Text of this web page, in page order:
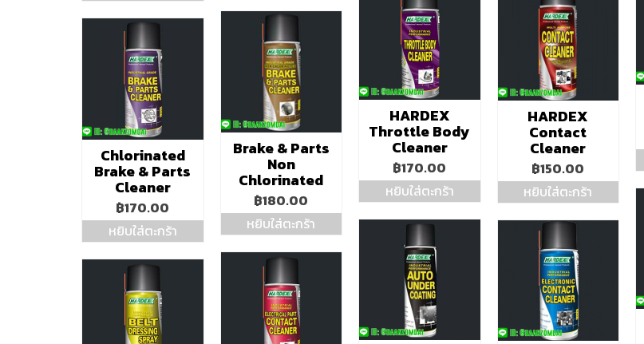
HARDEX
Throttle Body
Cleaner
฿170.00
หยิบใส่ตะกร้า
HARDEX
Contact
Cleaner
฿150.00
หยิบใส่ตะกร้า
Brake & Parts
Non
Chlorinated
฿180.00
หยิบใส่ตะกร้า
Chlorinated
Brake & Parts
Cleaner
฿170.00
หยิบใส่ตะกร้า